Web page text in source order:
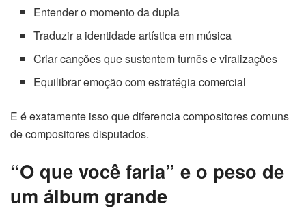
Entender o momento da dupla
Traduzir a identidade artística em música
Criar canções que sustentem turnês e viralizações
Equilibrar emoção com estratégia comercial
E é exatamente isso que diferencia compositores comuns
de compositores disputados.
“O que você faria” e o peso de
um álbum grande